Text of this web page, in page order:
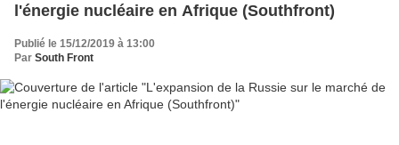
l'énergie nucléaire en Afrique (Southfront)
Publié le 15/12/2019 à 13:00
Par South Front